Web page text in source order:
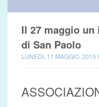
Il 27 maggio
di San Paolo
LUNEDÌ, 11 MAGGIO, 2015